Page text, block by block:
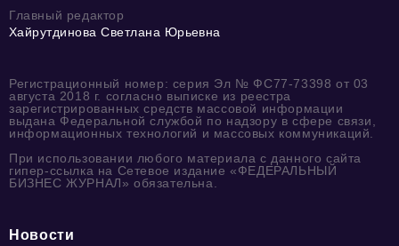
Главный редактор
Хайрутдинова Светлана Юрьевна
Регистрационный номер: серия Эл № ФС77-73398 от 03
августа 2018 г. согласно выписке из реестра
зарегистрированных средств массовой информации
выдана Федеральной службой по надзору в сфере связи,
информационных технологий и массовых коммуникаций.
При использовании любого материала с данного сайта
гипер-ссылка на Сетевое издание «ФЕДЕРАЛЬНЫЙ
БИЗНЕС ЖУРНАЛ» обязательна.
Новости